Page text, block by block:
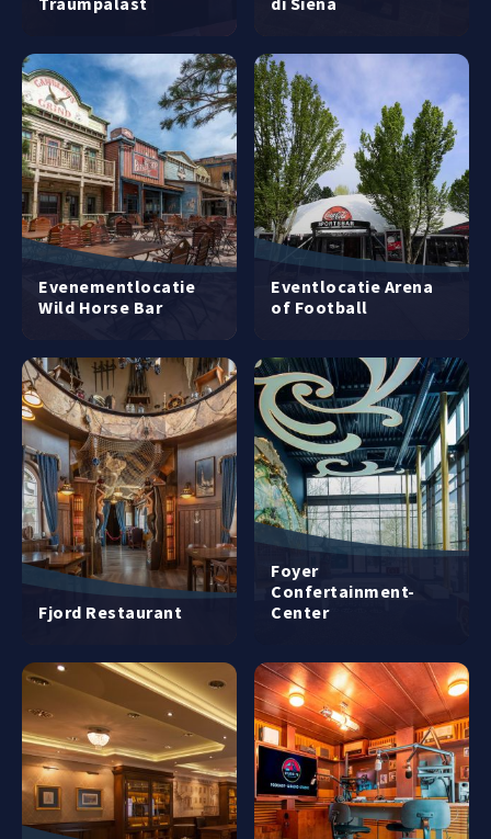
Evenementlocatie
Wild Horse Bar
Eventlocatie Arena
of Football
Fjord Restaurant
Foyer
Confertainment-
Center